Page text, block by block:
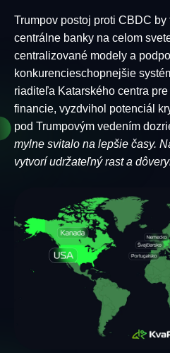
Trumpov postoj proti CBDC
centrálne banky na celom
centralizované modely a
konkurencieschopnejšie
riaditeľa Katarského centra
financie, vyzdvihol potenciál
pod Trumpovým vedením
mylne svitalo na lepšie časy.
vytvorí udržateľný rast a